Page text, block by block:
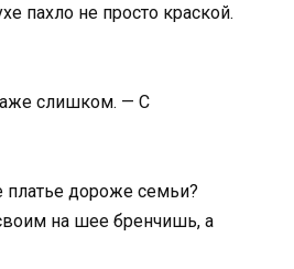
пахло не просто краской.
слишком. — С
платье дороже семьи?
на шее бренчишь, а